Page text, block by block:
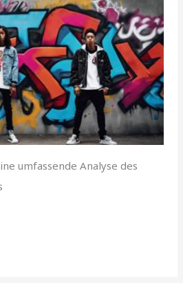
umfassende Analyse des